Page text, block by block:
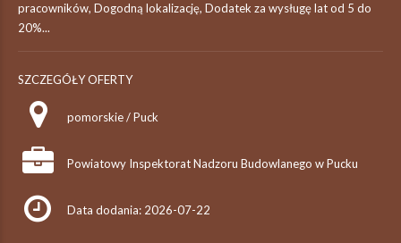
pracowników, Dogodną lokalizację, Dodatek za wysługę lat od 5 do
20%...
SZCZEGÓŁY OFERTY
pomorskie / Puck
Powiatowy Inspektorat Nadzoru Budowlanego w Pucku
Data dodania: 2026-07-22